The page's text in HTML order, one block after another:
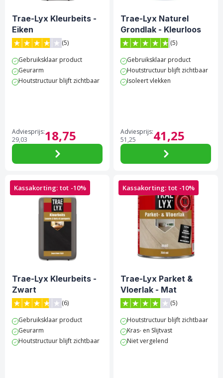
Trae-Lyx Kleurbeits -
Eiken
(5)
Gebruiksklaar product
Geurarm
Houtstructuur blijft zichtbaar
18,75
Adviesprijs:
29,03
Trae-Lyx Naturel
Grondlak - Kleurloos
(5)
Gebruiksklaar product
Houtstructuur blijft zichtbaar
Isoleert vlekken
41,25
Adviesprijs:
51,25
Kassakorting: tot -10%
Trae-Lyx Kleurbeits -
Zwart
(6)
Gebruiksklaar product
Geurarm
Houtstructuur blijft zichtbaar
Kassakorting: tot -10%
Trae-Lyx Parket &
Vloerlak - Mat
(5)
Houtstructuur blijft zichtbaar
Kras- en Slijtvast
Niet vergelend